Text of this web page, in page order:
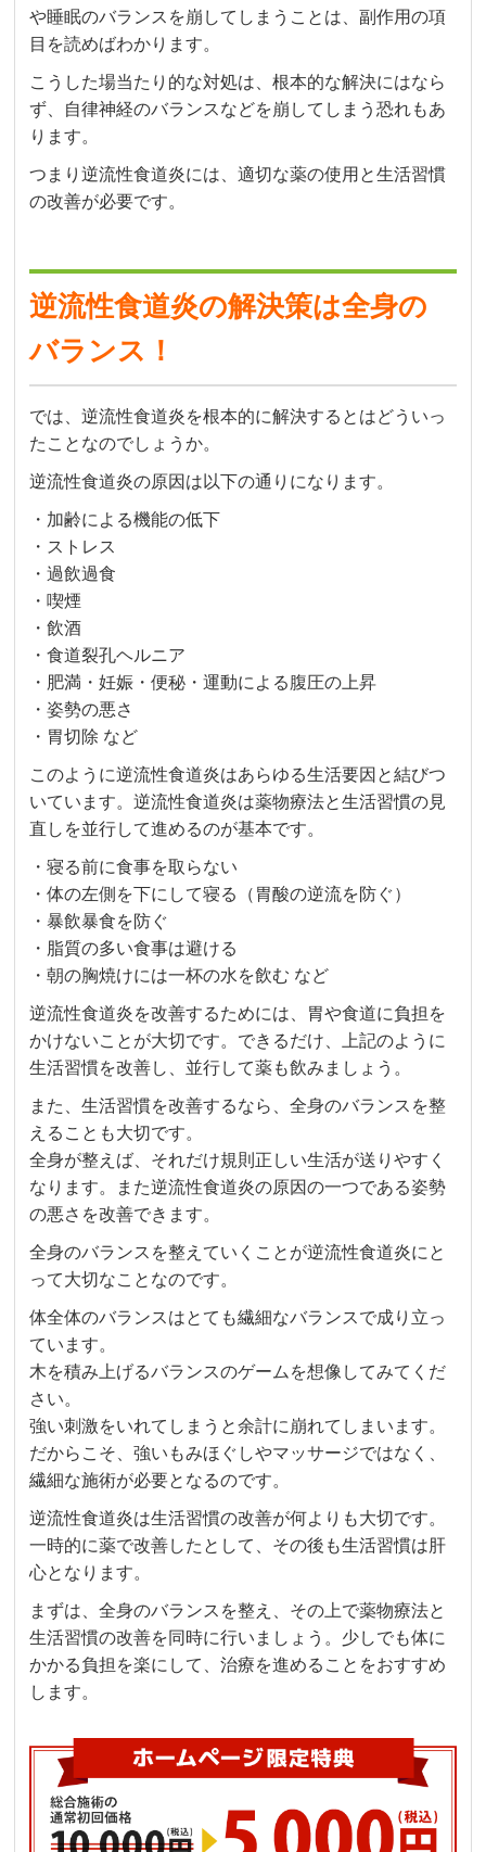
や睡眠のバランスを崩してしまうことは、副作用の項
目を読めばわかります。
こうした場当たり的な対処は、根本的な解決にはなら
ず、自律神経のバランスなどを崩してしまう恐れもあ
ります。
つまり逆流性食道炎には、適切な薬の使用と生活習慣
の改善が必要です。
逆流性食道炎の解決策は全身の
バランス！
では、逆流性食道炎を根本的に解決するとはどういっ
たことなのでしょうか。
逆流性食道炎の原因は以下の通りになります。
・加齢による機能の低下
・ストレス
・過飲過食
・喫煙
・飲酒
・食道裂孔ヘルニア
・肥満・妊娠・便秘・運動による腹圧の上昇
・姿勢の悪さ
・胃切除 など
このように逆流性食道炎はあらゆる生活要因と結びつ
いています。逆流性食道炎は薬物療法と生活習慣の見
直しを並行して進めるのが基本です。
・寝る前に食事を取らない
・体の左側を下にして寝る（胃酸の逆流を防ぐ）
・暴飲暴食を防ぐ
・脂質の多い食事は避ける
・朝の胸焼けには一杯の水を飲む など
逆流性食道炎を改善するためには、胃や食道に負担を
かけないことが大切です。できるだけ、上記のように
生活習慣を改善し、並行して薬も飲みましょう。
また、生活習慣を改善するなら、全身のバランスを整
えることも大切です。
全身が整えば、それだけ規則正しい生活が送りやすく
なります。また逆流性食道炎の原因の一つである姿勢
の悪さを改善できます。
全身のバランスを整えていくことが逆流性食道炎にと
って大切なことなのです。
体全体のバランスはとても繊細なバランスで成り立っ
ています。
木を積み上げるバランスのゲームを想像してみてくだ
さい。
強い刺激をいれてしまうと余計に崩れてしまいます。
だからこそ、強いもみほぐしやマッサージではなく、
繊細な施術が必要となるのです。
逆流性食道炎は生活習慣の改善が何よりも大切です。
一時的に薬で改善したとして、その後も生活習慣は肝
心となります。
まずは、全身のバランスを整え、その上で薬物療法と
生活習慣の改善を同時に行いましょう。少しでも体に
かかる負担を楽にして、治療を進めることをおすすめ
します。